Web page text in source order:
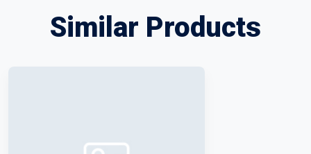
Similar Products